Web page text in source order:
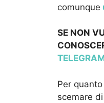
comunque
SE NON
Per
scemare